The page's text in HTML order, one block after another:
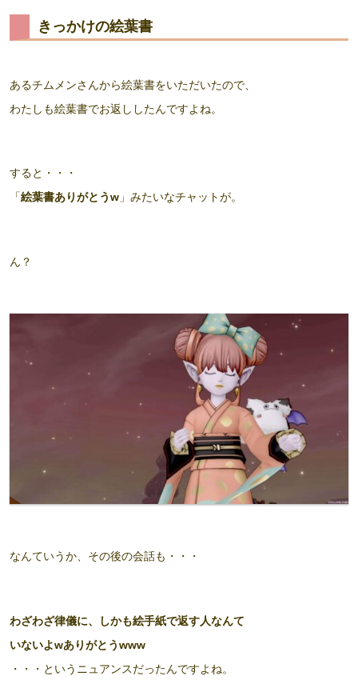
きっかけの絵葉書
あるチムメンさんから絵葉書をいただいたので、
わたしも絵葉書でお返ししたんですよね。
すると・・・
「絵葉書ありがとうw 」みたいなチャットが。
ん？
なんていうか、その後の会話も・・・
わざわざ律儀に、しかも絵手紙で返す人なんて
いないよwありがとうwww
・・・というニュアンスだったんですよね。